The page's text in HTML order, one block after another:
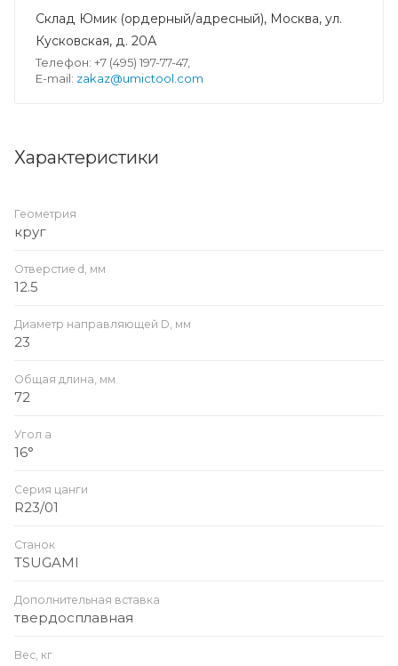
Склад Юмик (ордерный/адресный), Москва, ул.
Кусковская, д. 20А
Телефон: +7 (495) 197-77-47,
E-mail: zakaz@umictool.com
Характеристики
Геометрия
круг
Отверстие d, мм
12.5
Диаметр направляющей D, мм
23
Общая длина, мм
72
Угол a
16°
Серия цанги
R23/01
Станок
TSUGAMI
Дополнительная вставка
твердосплавная
Вес, кг